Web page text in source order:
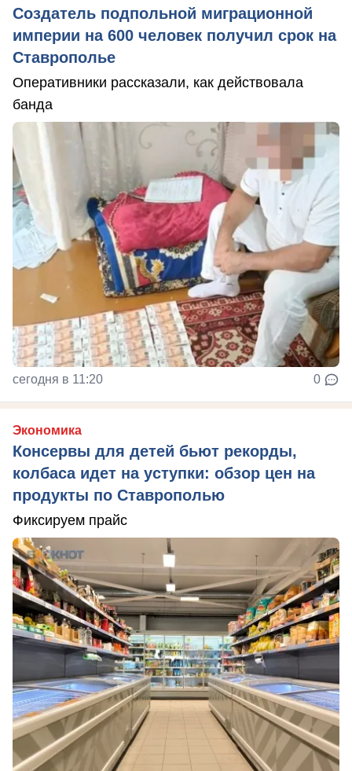
Создатель подпольной миграционной
империи на 600 человек получил срок на
Ставрополье
Оперативники рассказали, как действовала
банда
сегодня в 11:20 0
Экономика
Консервы для детей бьют рекорды,
колбаса идет на уступки: обзор цен на
продукты по Ставрополью
Фиксируем прайс